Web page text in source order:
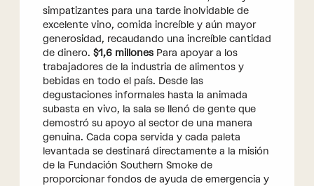
simpatizantes para una tarde inolvidable de
excelente vino, comida increíble y aún mayor
generosidad, recaudando una increíble cantidad
de dinero. $1,6 millonesPara apoyar a los
trabajadores de la industria de alimentos y
bebidas en todo el país. Desde las
degustaciones informales hasta la animada
subasta en vivo, la sala se llenó de gente que
demostró su apoyo al sector de una manera
genuina. Cada copa servida y cada paleta
levantada se destinará directamente a la misión
de la Fundación Southern Smoke de
proporcionar fondos de ayuda de emergencia y